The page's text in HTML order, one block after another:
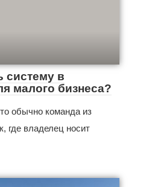
систему в
малого бизнеса?
обычно команда из
где владелец носит